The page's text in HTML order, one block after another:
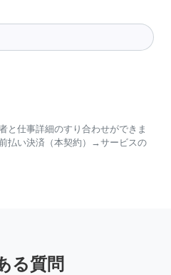
と仕事詳細のすり合わせができま
払い決済（本契約）→サービスの
る質問